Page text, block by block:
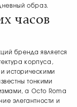
образ.
часов
бренда является
корпуса,
историческими
тонкими
а Octo Roma
элегантности и